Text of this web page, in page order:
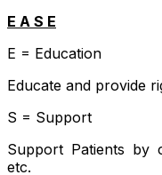
E A S E
E = Education
Educate and provide
S = Support
Support Patients by
etc.